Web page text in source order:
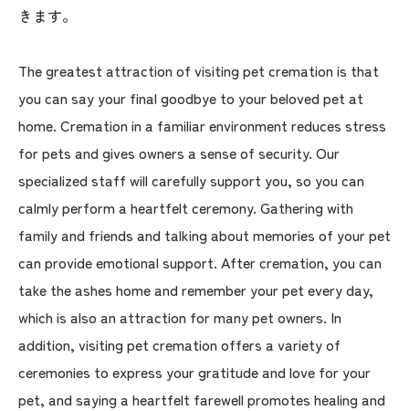
きます。
The greatest attraction of visiting pet cremation is that
you can say your final goodbye to your beloved pet at
home. Cremation in a familiar environment reduces stress
for pets and gives owners a sense of security. Our
specialized staff will carefully support you, so you can
calmly perform a heartfelt ceremony. Gathering with
family and friends and talking about memories of your pet
can provide emotional support. After cremation, you can
take the ashes home and remember your pet every day,
which is also an attraction for many pet owners. In
addition, visiting pet cremation offers a variety of
ceremonies to express your gratitude and love for your
pet, and saying a heartfelt farewell promotes healing and